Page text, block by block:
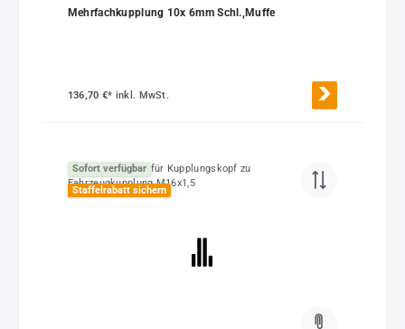
Mehrfachkupplung 10x 6mm Schl.,Muffe
136,70 €* inkl. MwSt.
Sofort verfügbar
Staffelrabatt sichern